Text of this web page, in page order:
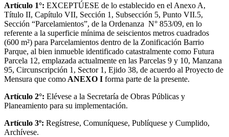
Artículo 1°: EXCEPTÚESE de lo establecido en el Anexo A,
Título II, Capítulo VII, Sección 1, Subsección 5, Punto VII.5,
Sección “Parcelamientos”, de la Ordenanza N° 853/09, en lo
referente a la superficie mínima de seiscientos metros cuadrados
(600 m²) para Parcelamientos dentro de la Zonificación Barrio
Parque, al bien inmueble identificado catastralmente como Futura
Parcela 12, emplazada actualmente en las Parcelas 9 y 10, Manzana
95, Circunscripción 1, Sector 1, Ejido 38, de acuerdo al Proyecto de
Mensura que como ANEXO I forma parte de la presente.
Artículo 2°: Elévese a la Secretaría de Obras Públicas y
Planeamiento para su implementación.
Artículo 3º: Regístrese, Comuníquese, Publíquese y Cumplido,
Archívese.